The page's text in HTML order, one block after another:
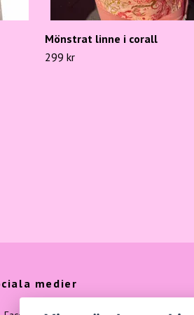
Mönstrat linne i corall
299 kr
medier